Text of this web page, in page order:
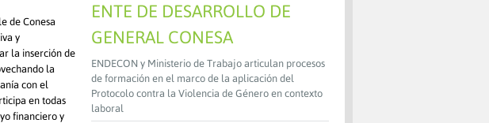
de Conesa
y
la inserción de
la
con el
en todas
financiero y
ENTE DE DESARROLLO DE
GENERAL CONESA
ENDECON y Ministerio de Trabajo articulan procesos
de formación en el marco de la aplicación del
Protocolo contra la Violencia de Género en contexto
laboral